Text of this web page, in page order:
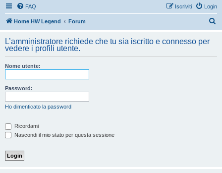
FAQ Login
Iscriviti
Home HW Legend Forum
c
L’amministratore richiede che tu sia iscritto e connesso per
vedere i profili utente.
Nome utente:
Password:
Ho dimenticato la password
Ricordami
Nascondi il mio stato per questa sessione